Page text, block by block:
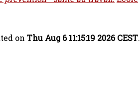
on Thu Aug 6 11:15:19 2026 CEST.